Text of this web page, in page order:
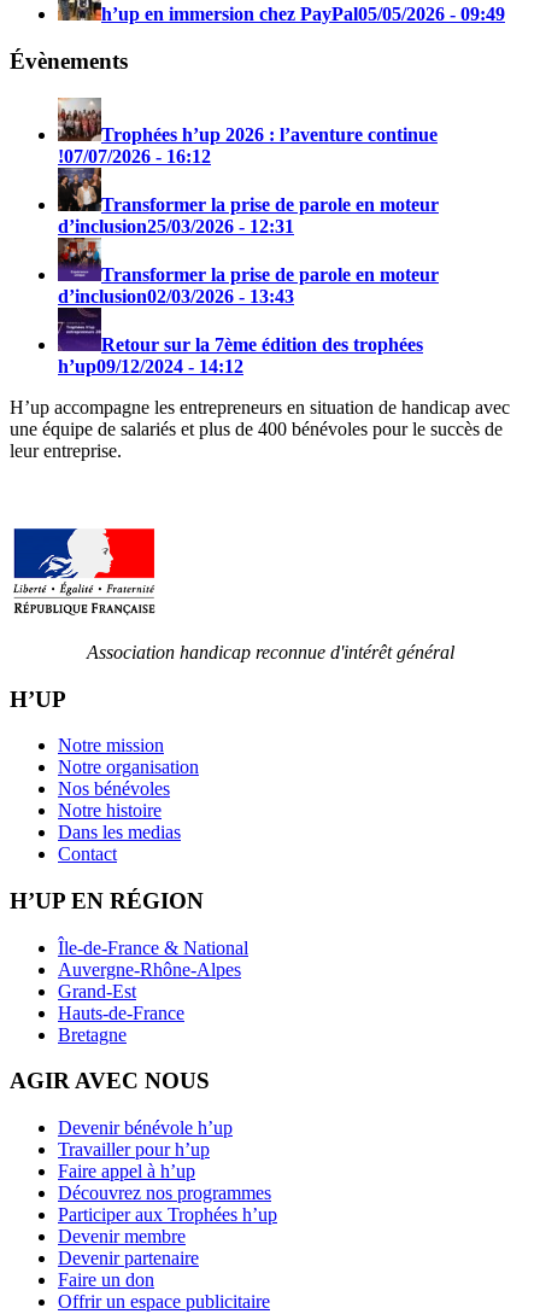
h’up en immersion chez PayPal05/05/2026 - 09:49
Évènements
Trophées h’up 2026 : l’aventure continue
!07/07/2026 - 16:12
Transformer la prise de parole en moteur
d’inclusion25/03/2026 - 12:31
Transformer la prise de parole en moteur
d’inclusion02/03/2026 - 13:43
Retour sur la 7ème édition des trophées
h’up09/12/2024 - 14:12
H’up accompagne​​ les entrepreneurs en situation de handicap avec
une équipe de salariés et plus de 400 bénévoles pour le succès de
leur entreprise.
Association handicap reconnue d'intérêt général
H’UP
Notre mission
Notre organisation
Nos bénévoles
Notre histoire
Dans les medias
Contact
H’UP EN RÉGION
Île-de-France & National
Auvergne-Rhône-Alpes
Grand-Est
Hauts-de-France
Bretagne
AGIR AVEC NOUS
Devenir bénévole h’up
Travailler pour h’up
Faire appel à h’up
Découvrez nos programmes
Participer aux Trophées h’up
Devenir membre
Devenir partenaire
Faire un don
Offrir un espace publicitaire